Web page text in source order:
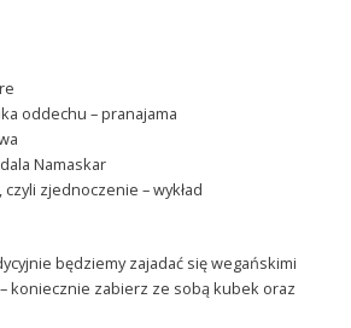
oddechu – pranajama
Namaskar
czyli zjednoczenie – wykład
będziemy zajadać się wegańskimi
– koniecznie zabierz ze sobą kubek oraz